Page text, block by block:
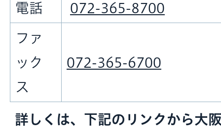
電話 072-365-8700
ファ
ック
ス
072-365-6700
詳しくは、下記のリンクから大